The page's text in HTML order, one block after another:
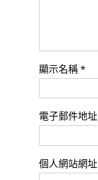
顯示名稱 *
電子郵件地址
個人網站網址